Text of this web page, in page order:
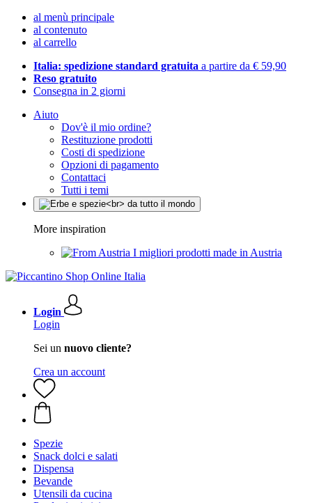
al menù principale
al contenuto
al carrello
Italia: spedizione standard gratuita a partire da € 59,90
Reso gratuito
Consegna in 2 giorni
Aiuto
Dov'è il mio ordine?
Restituzione prodotti
Costi di spedizione
Opzioni di pagamento
Contattaci
Tutti i temi
More inspiration
I migliori prodotti made in Austria
Login
Login
Sei un nuovo cliente?
Crea un account
Spezie
Snack dolci e salati
Dispensa
Bevande
Utensili da cucina